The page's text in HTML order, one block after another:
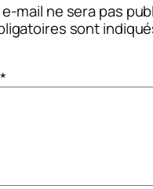
mail ne sera pas
sont
*